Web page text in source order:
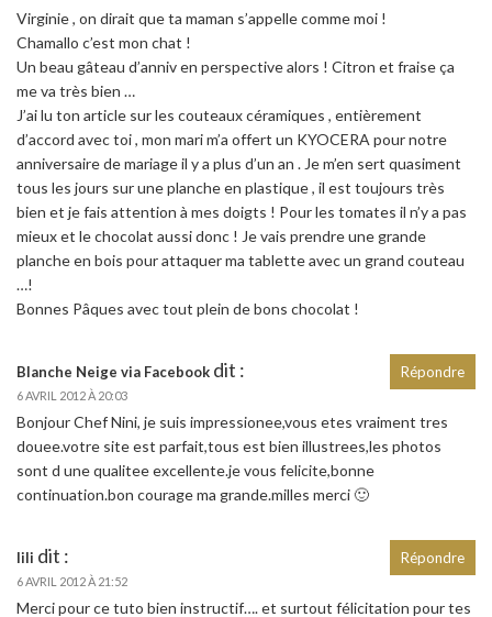
Virginie , on dirait que ta maman s’appelle comme moi !
Chamallo c’est mon chat !
Un beau gâteau d’anniv en perspective alors ! Citron et fraise ça
me va très bien …
J’ai lu ton article sur les couteaux céramiques , entièrement
d’accord avec toi , mon mari m’a offert un KYOCERA pour notre
anniversaire de mariage il y a plus d’un an . Je m’en sert quasiment
tous les jours sur une planche en plastique , il est toujours très
bien et je fais attention à mes doigts ! Pour les tomates il n’y a pas
mieux et le chocolat aussi donc ! Je vais prendre une grande
planche en bois pour attaquer ma tablette avec un grand couteau
…!
Bonnes Pâques avec tout plein de bons chocolat !
Blanche Neige via Facebook dit :
6 AVRIL 2012 À 20:03
Bonjour Chef Nini, je suis impressionee,vous etes vraiment tres
douee.votre site est parfait,tous est bien illustrees,les photos
sont d une qualitee excellente.je vous felicite,bonne
continuation.bon courage ma grande.milles merci 🙂
Répondre
lili dit :
6 AVRIL 2012 À 21:52
Merci pour ce tuto bien instructif…. et surtout félicitation pour tes
Répondre